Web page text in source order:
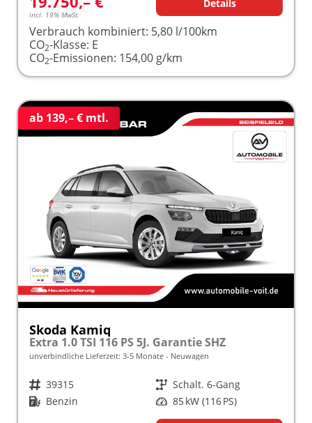
incl. 19% MwSt.
Details
Verbrauch kombiniert: 5,80 l/100km
CO2-Klasse: E
CO2-Emissionen: 154,00 g/km
ab 139,– € mtl.
Skoda Kamiq
Extra 1.0 TSI 116 PS 5J. Garantie SHZ
unverbindliche Lieferzeit: 3-5 Monate Neuwagen
Fahrzeugnr. 39315 Getriebe Schalt. 6-Gang
Kraftstoff Benzin Leistung 85 kW (116 PS)